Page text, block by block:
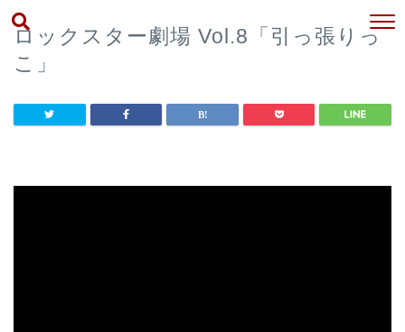
ロックスター劇場 Vol.8「引っ張りっ
こ」